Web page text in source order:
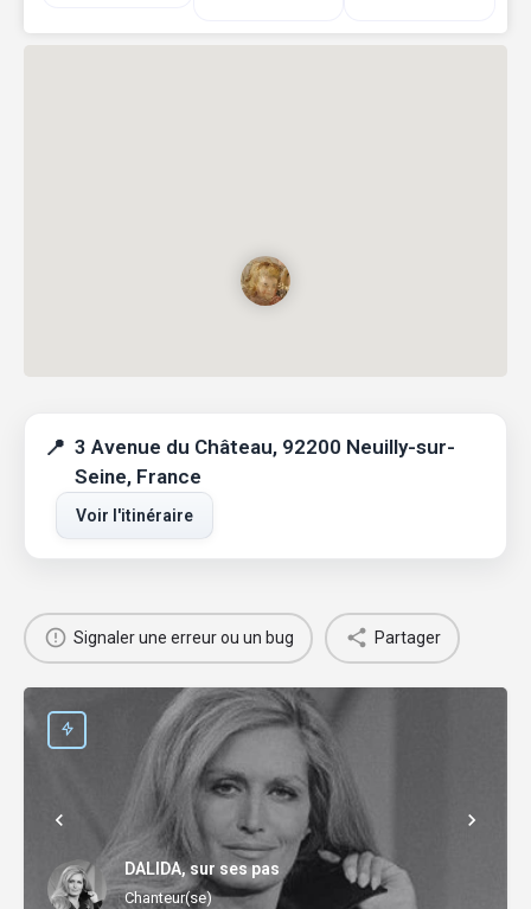
3 Avenue du Château, 92200 Neuilly-sur-
Seine, France
Voir l'itinéraire
Signaler une erreur ou un bug Partager
DALIDA, sur ses pas
Chanteur(se)